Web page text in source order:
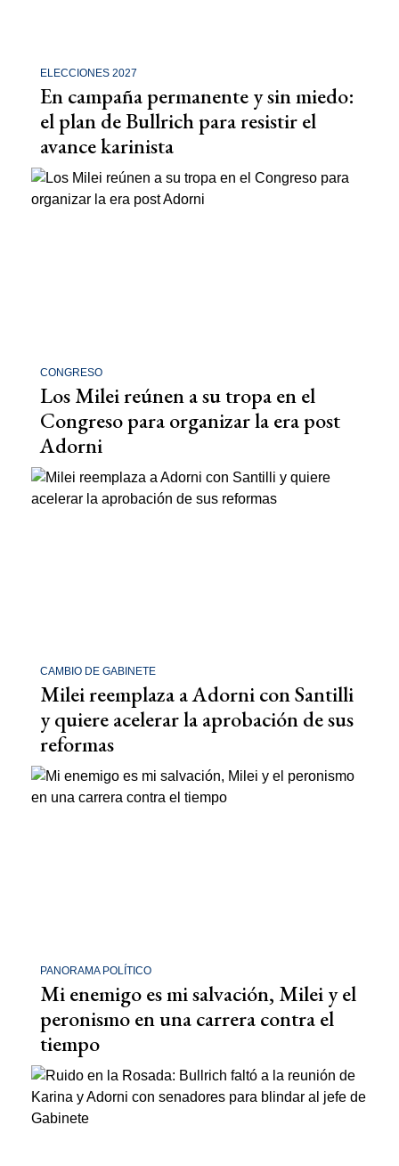
ELECCIONES 2027
En campaña permanente y sin miedo:
el plan de Bullrich para resistir el
avance karinista
CONGRESO
Los Milei reúnen a su tropa en el
Congreso para organizar la era post
Adorni
CAMBIO DE GABINETE
Milei reemplaza a Adorni con Santilli
y quiere acelerar la aprobación de sus
reformas
PANORAMA POLÍTICO
Mi enemigo es mi salvación, Milei y el
peronismo en una carrera contra el
tiempo